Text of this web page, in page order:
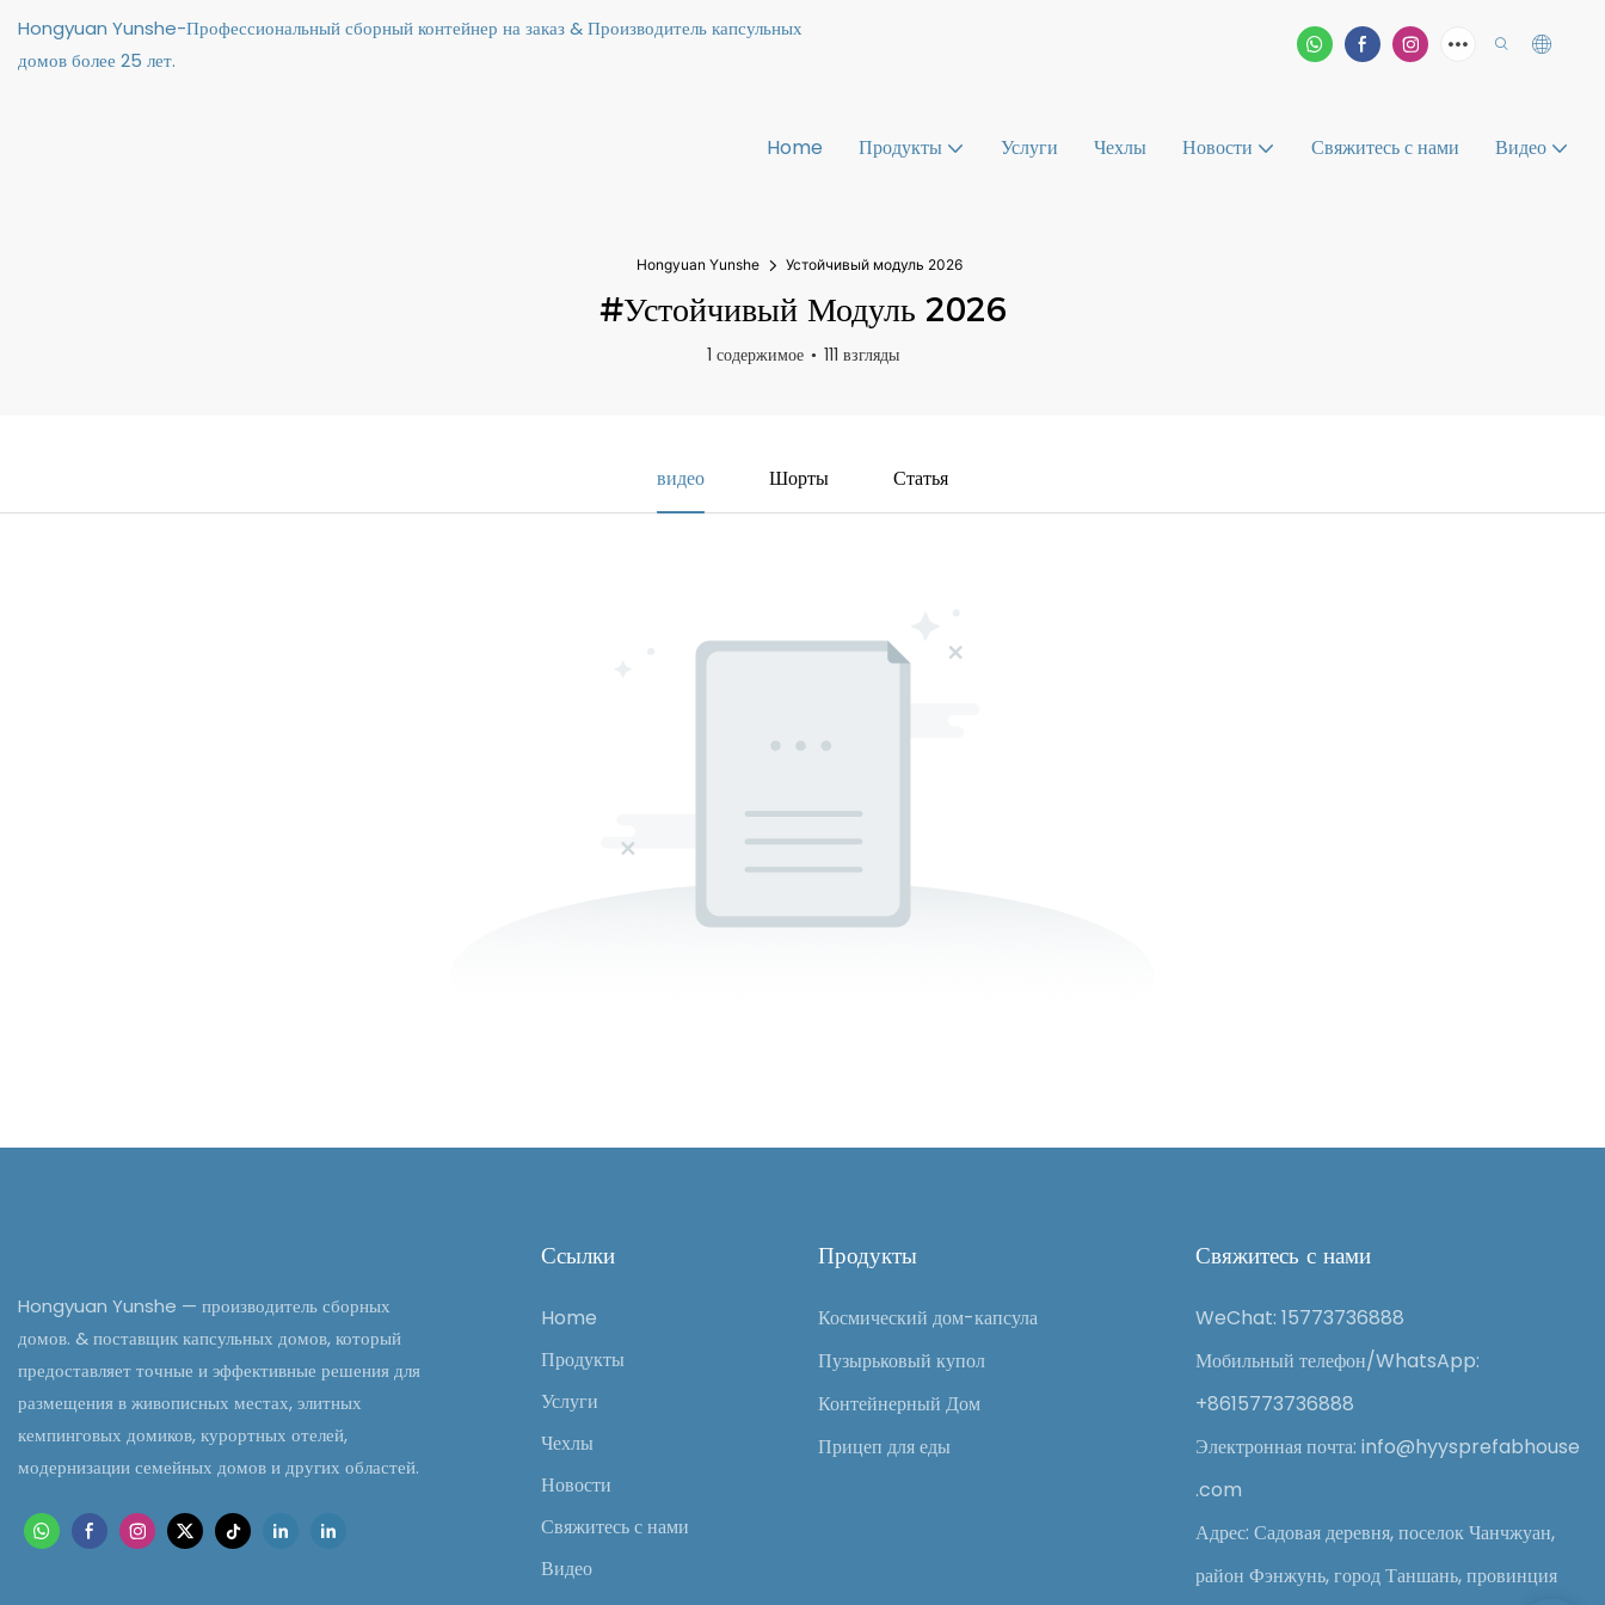
Hongyuan Yunshe-Профессиональный сборный контейнер на заказ & Производитель капсульных
домов более 25 лет.
Home Продукты Услуги Чехлы Новости Свяжитесь с нами Видео
Hongyuan Yunshe Устойчивый модуль 2026
#Устойчивый Модуль 2026
1 содержимое 111 взгляды
видео Шорты Статья
Hongyuan Yunshe — производитель сборных
домов. & поставщик капсульных домов, который
предоставляет точные и эффективные решения для
размещения в живописных местах, элитных
кемпинговых домиков, курортных отелей,
модернизации семейных домов и других областей.
Ссылки
Home
Продукты
Услуги
Чехлы
Новости
Свяжитесь с нами
Видео
Продукты
Космический дом-капсула
Пузырьковый купол
Контейнерный Дом
Прицеп для еды
Свяжитесь с нами
WeChat: 15773736888
Мобильный телефон/WhatsApp:
+8615773736888
Электронная почта: info@hyysprefabhouse
.com
Адрес: Садовая деревня, поселок Чанчжуан,
район Фэнжунь, город Таншань, провинция